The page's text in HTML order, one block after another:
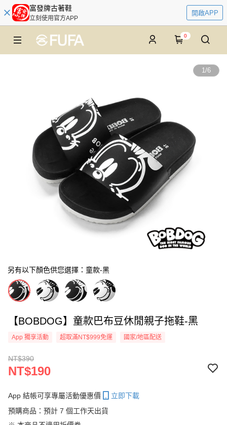
富發牌古著鞋
立刻使用官方APP
開啟APP
0
1/6
另有以下顏色供您選擇：童款-黑
【BOBDOG】童款巴布豆休閒親子拖鞋-黑
App 獨享活動 超取滿NT$999免運 國家/地區配送
NT$390
NT$190
App 結帳可享專屬活動優惠價
立即下載
預購商品：預計 7 個工作天出貨